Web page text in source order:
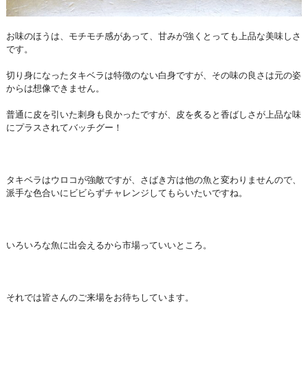
お味のほうは、モチモチ感があって、甘みが強くとっても上品な美味しさ
です。
切り身になったタキベラは特徴のない白身ですが、その味の良さは元の姿
からは想像できません。
普通に皮を引いた刺身も良かったですが、皮を炙ると香ばしさが上品な味
にプラスされてバッチグー！
タキベラはウロコが強敵ですが、さばき方は他の魚と変わりませんので、
派手な色合いにビビらずチャレンジしてもらいたいですね。
いろいろな魚に出会えるから市場っていいところ。
それでは皆さんのご来場をお待ちしています。